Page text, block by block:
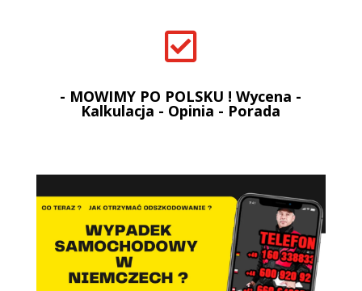

- MOWIMY PO POLSKU ! Wycena -
Kalkulacja - Opinia - Porada